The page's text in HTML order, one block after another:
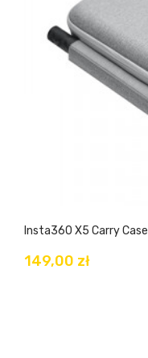
Insta360 X5 Carry
149,00 zł